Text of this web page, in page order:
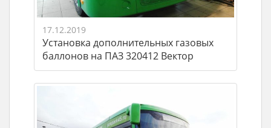
17.12.2019
Установка дополнительных газовых
баллонов на ПАЗ 320412 Вектор